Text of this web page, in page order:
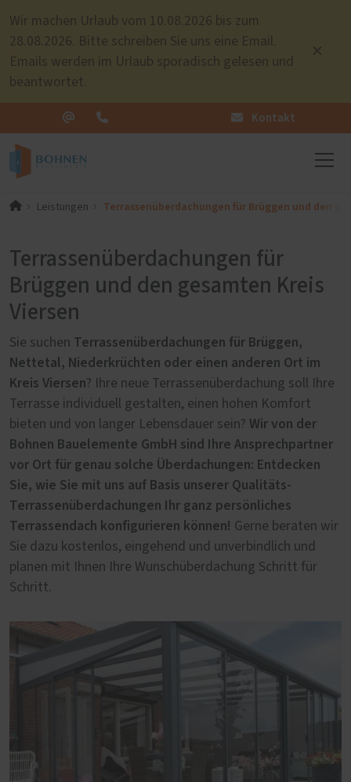
Wir machen Urlaub vom 10.08.2026 bis zum
28.08.2026. Bitte schreiben Sie uns eine Email.
Emails werden im Urlaub sporadisch gelesen und
beantwortet.
Kontakt
Leistungen Terrassenüberdachungen für Brüggen und den
Terrassenüberdachungen für
Brüggen und den gesamten Kreis
Viersen
Sie suchen Terrassenüberdachungen für Brüggen,
Nettetal, Niederkrüchten oder einen anderen Ort im
Kreis Viersen? Ihre neue Terrassenüberdachung soll Ihre
Terrasse individuell gestalten, einen hohen Komfort
bieten und von langer Lebensdauer sein? Wir von der
Bohnen Bauelemente GmbH sind Ihre Ansprechpartner
vor Ort für genau solche Überdachungen: Entdecken
Sie, wie Sie mit uns auf Basis unserer Qualitäts-
Terrassenüberdachungen Ihr ganz persönliches
Terrassendach konfigurieren können! Gerne beraten wir
Sie dazu kostenlos, eingehend und unverbindlich und
planen mit Ihnen Ihre Wunschüberdachung Schritt für
Schritt.